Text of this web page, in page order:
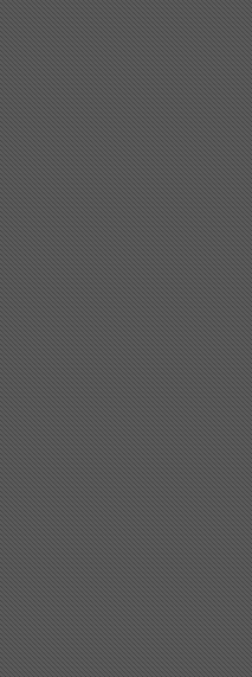
osobnosť slovenskej